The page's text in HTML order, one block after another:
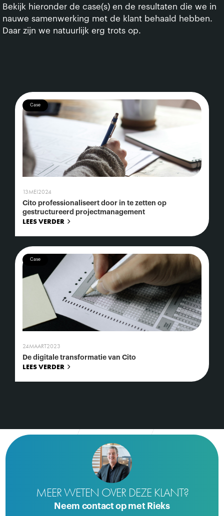
Bekijk hieronder de case(s) en de resultaten die we in
nauwe samenwerking met de klant behaald hebben.
Daar zijn we natuurlijk erg trots op.
Case
13MEI2024
Cito professionaliseert door in te zetten op
gestructureerd projectmanagement
LEES VERDER
Case
24MAART2023
De digitale transformatie van Cito
LEES VERDER
MEER WETEN OVER DEZE KLANT?
Neem contact op met Rieks